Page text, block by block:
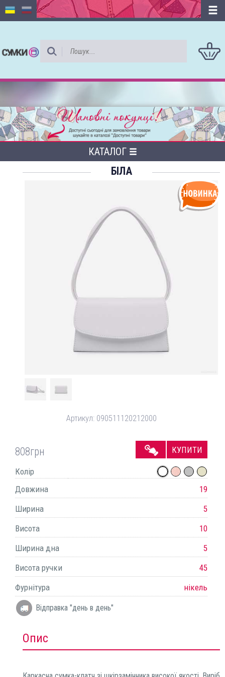
КАТАЛОГ
БІЛА
Артикул: 090511120212000
808грн КУПИТИ
Колір
Довжина
19
Ширина
5
Висота
10
Ширина дна
5
Висота ручки
45
Фурнітура
нікель
Відправка "день в день"
Опис